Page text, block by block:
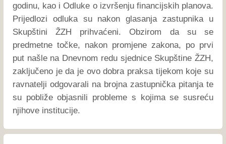
godinu, kao i Odluke o izvršenju financijskih planova.
Prijedlozi odluka su nakon glasanja zastupnika u
Skupštini ŽZH prihvaćeni. Obzirom da su se
predmetne točke, nakon promjene zakona, po prvi
put našle na Dnevnom redu sjednice Skupštine ŽZH,
zaključeno je da je ovo dobra praksa tijekom koje su
ravnatelji odgovarali na brojna zastupnička pitanja te
su pobliže objasnili probleme s kojima se susreću
njihove institucije.